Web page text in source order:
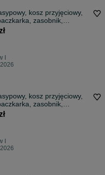
kosz przyjęciowy,
zasobnik,
I
kosz przyjęciowy,
zasobnik,
I